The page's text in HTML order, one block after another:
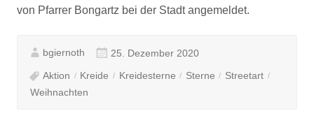
von Pfarrer Bongartz bei der Stadt angemeldet.
bgiernoth 25. Dezember 2020
Aktion Kreide Kreidesterne Sterne
Streetart
Weihnachten